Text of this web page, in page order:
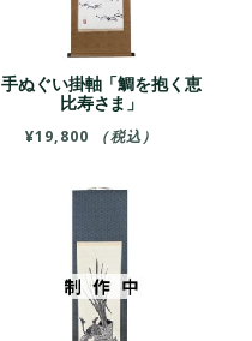
手ぬぐい掛軸「鯛を抱く恵
比寿さま」
¥19,800 （税込）